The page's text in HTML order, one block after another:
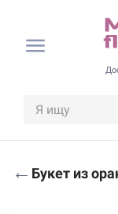
← Букет из